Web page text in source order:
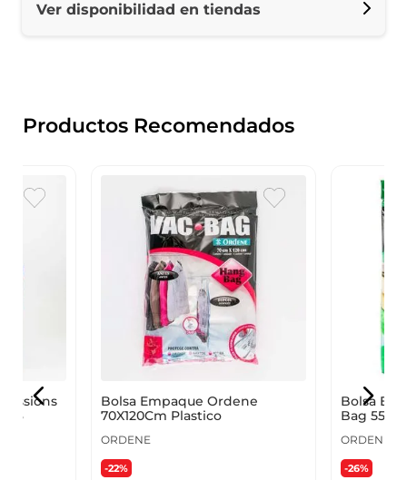
Ver disponibilidad en tiendas
Productos Recomendados
Bolsa Empaque Ordene
70X120Cm Plastico
ORDENE
-22%
Bolsa
Bag
ORDENE
-26%